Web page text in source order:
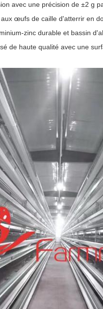
avec une précision de ±2 g
œufs de caille d'atterrir en
zinc durable et bassin
de haute qualité avec une